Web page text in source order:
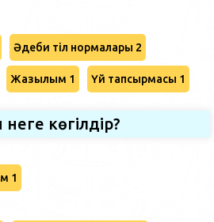
Әдеби тіл нормалары 2
Жазылым 1 Үй тапсырмасы 1
неге көгілдір?
1